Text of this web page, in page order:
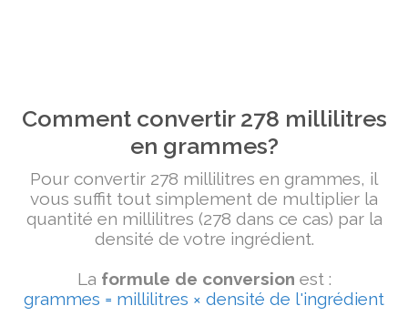
Comment convertir 278 millilitres
en grammes?
Pour convertir 278 millilitres en grammes, il
vous suffit tout simplement de multiplier la
quantité en millilitres (278 dans ce cas) par la
densité de votre ingrédient.
La formule de conversion est :
grammes = millilitres × densité de l'ingrédient